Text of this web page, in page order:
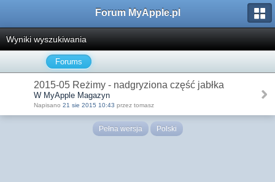
Forum MyApple.pl
Wyniki wyszukiwania
Forums
2015-05 Reżimy - nadgryziona część jabłka
W MyApple Magazyn
Napisano 21 sie 2015 10:43 przez tomasz
Pełna wersja Polski